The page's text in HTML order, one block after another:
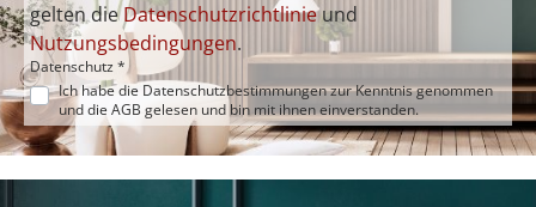
gelten dieDatenschutzrichtlinieund
Nutzungsbedingungen.
Datenschutz *
Ich habe die Datenschutzbestimmungenzur Kenntnis genommen
und die AGB gelesen und bin mit ihnen einverstanden.